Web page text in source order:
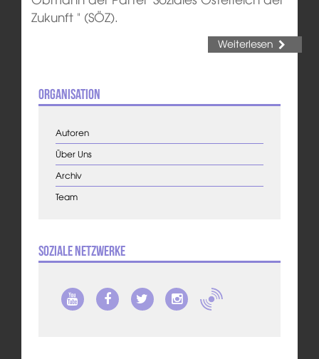
Zukunft " (SÖZ).
Weiterlesen
Organisation
Autoren
Über Uns
Archiv
Team
Soziale Netzwerke